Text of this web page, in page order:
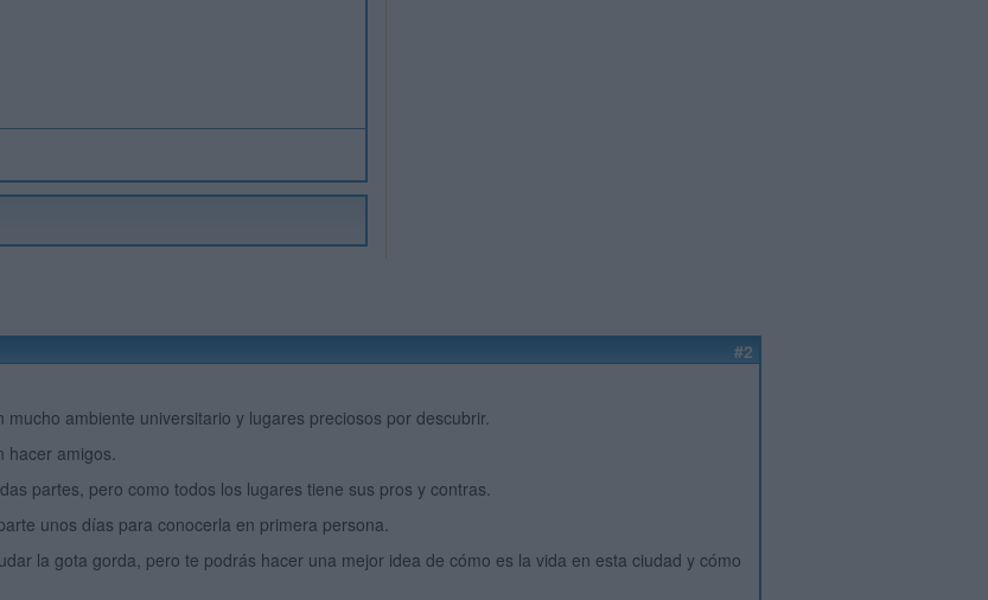
#2
mucho ambiente universitario y lugares preciosos por descubrir.
hacer amigos.
partes, pero como todos los lugares tiene sus pros y contras.
unos días para conocerla en primera persona.
la gota gorda, pero te podrás hacer una mejor idea de cómo es la vida en esta ciudad y cómo